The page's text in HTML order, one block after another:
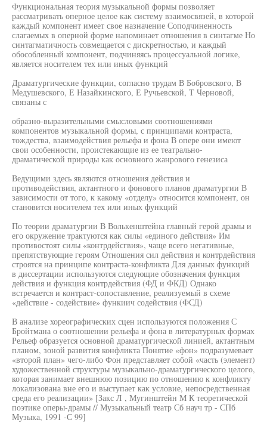
Функциональная теория музыкальной формы позволяет
рассматривать оперное целое как систему взаимосвязей, в которой
каждый компонент имеет свое назначение Соподчиненность
слагаемых в оперной форме напоминает отношения в синтагме Но
синтагматичность совмещается с дискретностью, и каждый
обособленный компонент, подчиняясь процессуальной логике,
является носителем тех или иных функций
Драматургические функции, согласно трудам В Бобровского, В
Медушевского, Е Назайкинского, Е Ручьевской, Т Черновой,
связаны с
образно-выразительными смысловыми соотношениями
компонентов музыкальной формы, с принципами контраста,
тождества, взаимодействия рельефа и фона В опере они имеют
свои особенности, проистекающие из ее театрально-
драматической природы как основного жанрового генезиса
Ведущими здесь являются отношения действия и
противодействия, актантного и фонового планов драматургии В
зависимости от того, к какому «отделу» относится компонент, он
становится носителем тех или иных функций
По теории драматургии В Волькенштейна главный герой драмы и
его окружение трактуются как силы «единого действия» Им
противостоят силы «контрдейсгвия», чаще всего негативные,
препятствующие героям Отношения сил действия и контрдействия
строятся на принципе контраста-конфликта Для данных функций
в диссертации используются следующие обозначения функция
действия и функция контрдействия (ФД и ФКД) Однако
встречается и контраст-сопоставление, реализуемый в схеме
«действие - содействие» функиич содействия (ФСД)
В анализе хореографических сцен используются положения С
Бройтмана о соотношении рельефа и фона в литературных формах
Рельеф образуется основной драматургической линией, актантным
планом, зоной развития конфликта Понятие «фон» подразумевает
«второй план» чего-либо Фон представляет собой «часть (элемент)
художественной структуры музыкально-драматургического целого,
которая занимает внешнюю позицию по отношению к конфликту
локализована вне его и выступает как условие, непосредственная
среда его реализации» [Закс Л , Мугинштейн М К теоретической
поэтике оперы-драмы // Музыкальный театр Сб науч тр - СПб
Музыка, 1991 -С 99]